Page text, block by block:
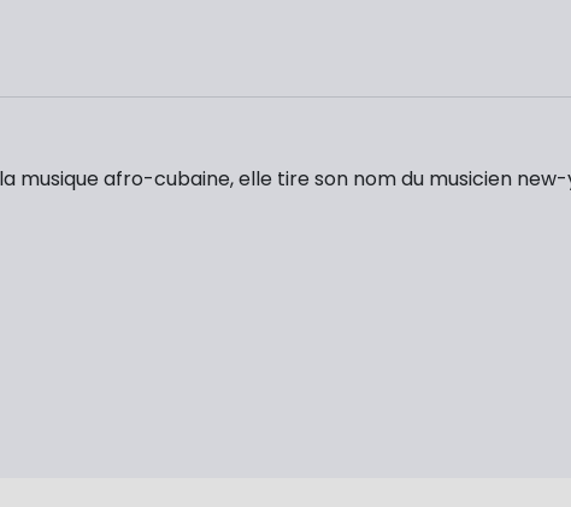
afro-cubaine, elle tire son nom du musicien